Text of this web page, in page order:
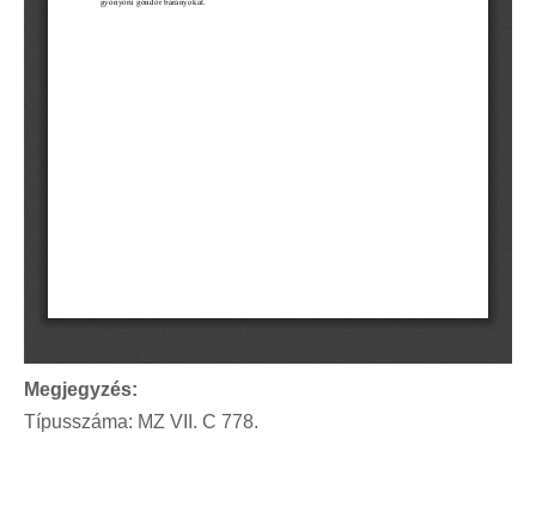
Megjegyzés:
Típusszáma: MZ VII. C 778.